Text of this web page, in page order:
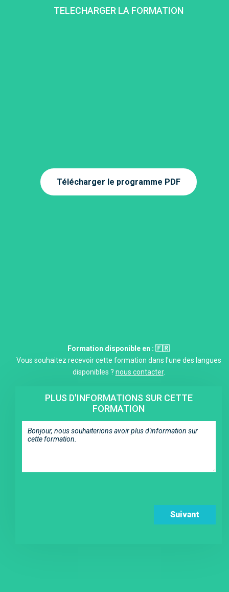
TELECHARGER LA FORMATION
Télécharger le programme PDF
Formation disponible en : 🇫🇷
Vous souhaitez recevoir cette formation dans l'une des langues
disponibles ? nous contacter.
PLUS D'INFORMATIONS SUR CETTE
FORMATION
Suivant